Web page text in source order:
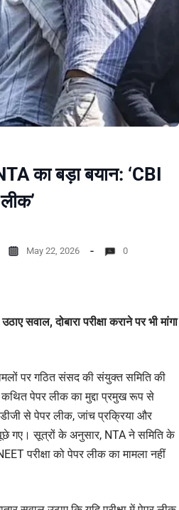
का बड़ा बयान: ‘CBI
May 22, 2026 0
सवाल, दोबारा परीक्षा कराने पर भी मांगा
पर गठित संसद की संयुक्त समिति की
कथित पेपर लीक का मुद्दा प्रमुख रूप से
से पेपर लीक, जांच प्रक्रिया और
पूछे गए। सूत्रों के अनुसार, NTA ने समिति के
परीक्षा को पेपर लीक का मामला नहीं